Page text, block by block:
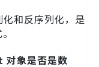
和反序列化，是
象是否是数